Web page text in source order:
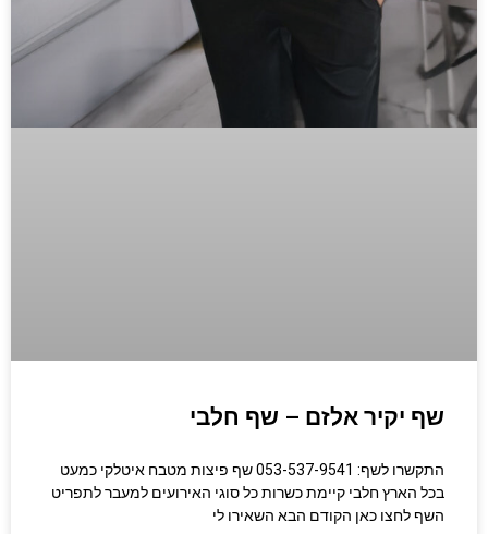
שף יקיר אלזם – שף חלבי
התקשרו לשף: 053-537-9541 שף פיצות מטבח איטלקי כמעט
בכל הארץ חלבי קיימת כשרות כל סוגי האירועים למעבר לתפריט
השף לחצו כאן הקודם הבא השאירו לי